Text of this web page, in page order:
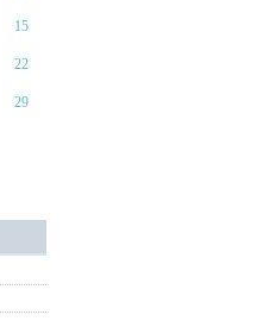
15
22
29